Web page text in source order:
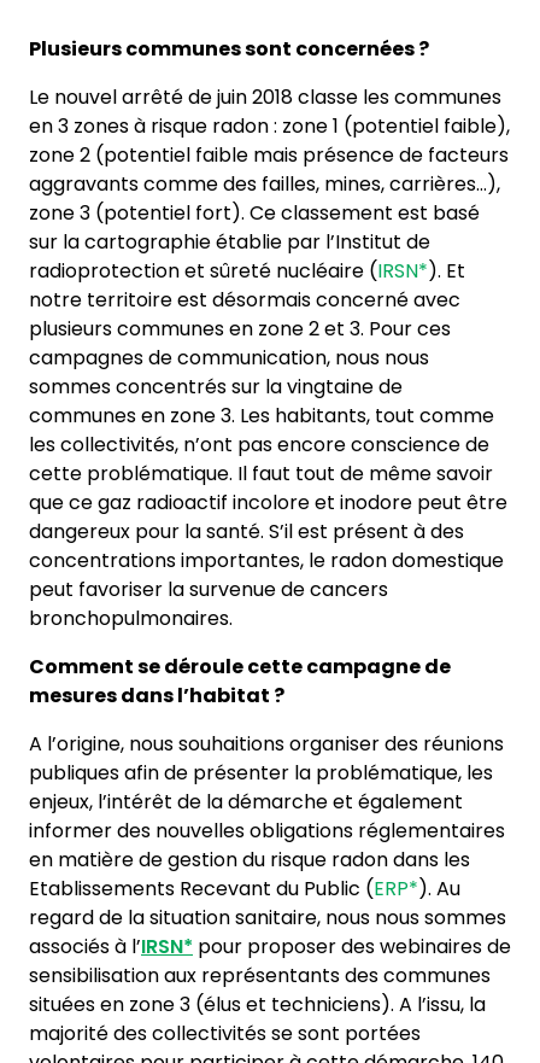
Plusieurs communes sont concernées ?
Le nouvel arrêté de juin 2018 classe les communes
en 3 zones à risque radon : zone 1 (potentiel faible),
zone 2 (potentiel faible mais présence de facteurs
aggravants comme des failles, mines, carrières…),
zone 3 (potentiel fort). Ce classement est basé
sur la cartographie établie par l’Institut de
radioprotection et sûreté nucléaire (IRSN*). Et
notre territoire est désormais concerné avec
plusieurs communes en zone 2 et 3. Pour ces
campagnes de communication, nous nous
sommes concentrés sur la vingtaine de
communes en zone 3. Les habitants, tout comme
les collectivités, n’ont pas encore conscience de
cette problématique. Il faut tout de même savoir
que ce gaz radioactif incolore et inodore peut être
dangereux pour la santé. S’il est présent à des
concentrations importantes, le radon domestique
peut favoriser la survenue de cancers
bronchopulmonaires.
Comment se déroule cette campagne de
mesures dans l’habitat ?
A l’origine, nous souhaitions organiser des réunions
publiques afin de présenter la problématique, les
enjeux, l’intérêt de la démarche et également
informer des nouvelles obligations réglementaires
en matière de gestion du risque radon dans les
Etablissements Recevant du Public (ERP*). Au
regard de la situation sanitaire, nous nous sommes
associés à l’IRSN* pour proposer des webinaires de
sensibilisation aux représentants des communes
situées en zone 3 (élus et techniciens). A l’issu, la
majorité des collectivités se sont portées